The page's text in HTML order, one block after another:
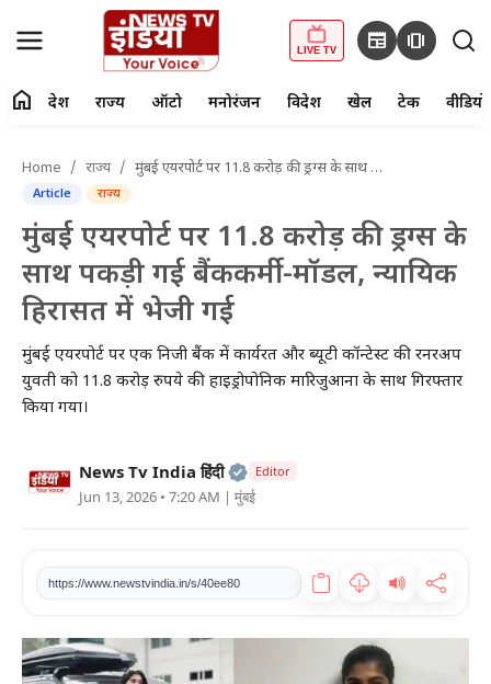
LIVE TV newspaper amp_stories
Home
देश
राज्य
ऑटो
मनोरंजन
विदेश
टेक
home देश राज्य ऑटो मनोरंजन विदेश खेल टेक वीडियो
Home राज्य मुंबई एयरपोर्ट पर 11.8 करोड़ की ड्रग्स के साथ पकड़ी गई बैंककर्मी-मॉडल, न्यायिक हिरासत में भेजी गई
Article राज्य
मुंबई एयरपोर्ट पर 11.8 करोड़ की ड्रग्स के
साथ पकड़ी गई बैंककर्मी-मॉडल, न्यायिक
हिरासत में भेजी गई
मुंबई एयरपोर्ट पर एक निजी बैंक में कार्यरत और ब्यूटी कॉन्टेस्ट की रनरअप
युवती को 11.8 करोड़ रुपये की हाइड्रोपोनिक मारिजुआना के साथ गिरफ्तार
किया गया।
News Tv India हिंदी Official | Verified Expert • 27
Editor
Jun 13, 2026 • 7:20 AM | मुंबई
https://www.newstvindia.in/s/40ee80